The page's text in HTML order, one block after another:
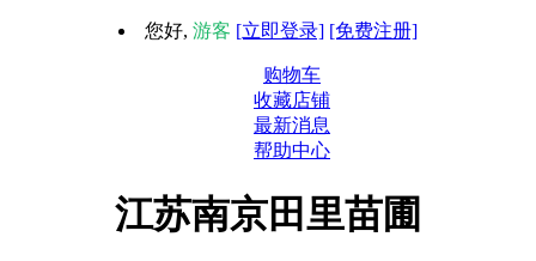
您好, 游客 [立即登录] [免费注册]
购物车
收藏店铺
最新消息
帮助中心
江苏南京田里苗圃